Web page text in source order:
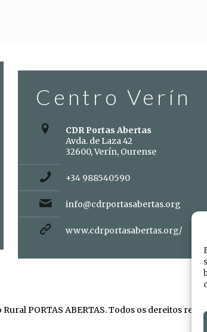
Centro Verín
CDR Portas Abertas
Avda. de Laza 42
32600, Verín, Ourense
+34 988540590
info@cdrportasabertas.org
www.cdrportasabertas.org/
PORTAS ABERTAS. Todos os dereitos